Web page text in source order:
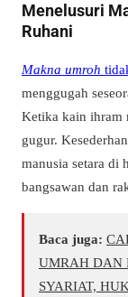
Menelusuri
Ruhani
Makna umroh
menggugah
Ketika kain ihram
gugur.
manusia setara di
bangsawan dan
Baca juga:
UMRAH DAN
SYARIAT,